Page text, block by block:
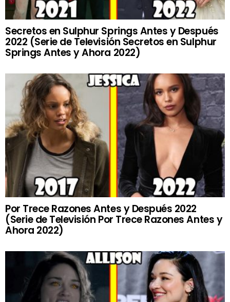
Secretos en Sulphur Springs Antes y Después
2022 (Serie de Televisión Secretos en Sulphur
Springs Antes y Ahora 2022)
Por Trece Razones Antes y Después 2022
(Serie de Televisión Por Trece Razones Antes y
Ahora 2022)